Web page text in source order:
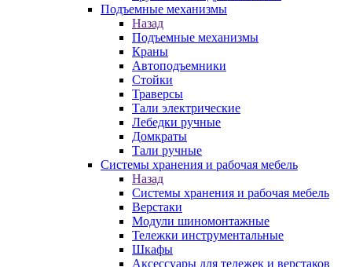
Подъемные механизмы
Назад
Подъемные механизмы
Краны
Автоподъемники
Стойки
Траверсы
Тали электрические
Лебедки ручные
Домкраты
Тали ручные
Системы хранения и рабочая мебель
Назад
Системы хранения и рабочая мебель
Верстаки
Модули шиномонтажные
Тележки инструментальные
Шкафы
Аксессуары для тележек и верстаков